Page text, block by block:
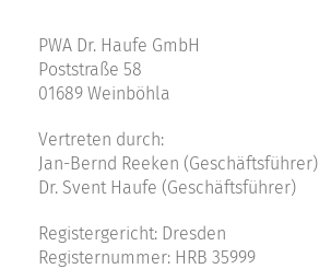
PWA Dr. Haufe GmbH
Poststraße 58
01689 Weinböhla
Vertreten durch:
Jan-Bernd Reeken (Geschäftsführer)
Dr. Svent Haufe (Geschäftsführer)
Registergericht: Dresden
Registernummer: HRB 35999